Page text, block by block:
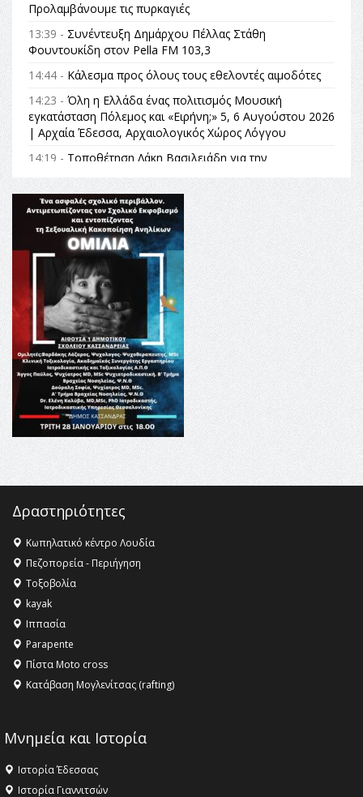
Προλαμβάνουμε τις πυρκαγιές
13:39 - Συνέντευξη Δημάρχου Πέλλας Στάθη
Φουντουκίδη στον Pella FM 103,3
14:44 - Κάλεσμα προς όλους τους εθελοντές αιμοδότες
14:23 - Όλη η Ελλάδα ένας πολιτισμός Μουσική
εγκατάσταση Πόλεμος και «Ειρήνη;» 5, 6 Αυγούστου 2026
| Αρχαία Έδεσσα, Αρχαιολογικός Χώρος Λόγγου
14:19 - Τοποθέτηση Λάκη Βασιλειάδη για την
Αναθεώρηση του Συντάγματος: «Σε τέτοιες κορυφαίες
θεσμικές διαδικασίες υπάρχει μόνο η ευθύνη απέναντι
στις επόμενες γενιές»
16:35 -Το πρόγραμμα του ΠΑΟΚ στον δεύτερο γύρο του
Champions League!
16:27 -Όλυμπος: Εντάχθηκε στον Κατάλογο Παγκόσμιας
Κληρονομιάς της UNESCO – Ομόφωνη η απόφαση Ο
Όλυμπος αναγνωρίστηκε ως φυσικό και πολιτιστικό
αγαθό εξέχουσας οικουμενικής αξίας για την
ανθρωπότητα
16:18 -ΕΝΟΡΙΑΚΕΣ ΚΑΛΟΚΑΙΡΙΝΕΣ ΔΡΑΣΕΙΣ ΓΙΑ ΠΑΙΔΙΑ
ΣΤΗΝ ΕΔΕΣΣΑ
Δραστηριότητες
Κωπηλατικό κέντρο Λουδία
Πεζοπορεία - Περιήγηση
Τοξοβολία
kayak
Ιππασία
Parapente
Πίστα Moto cross
Κατάβαση Μογλενίτσας (rafting)
Μνημεία και Ιστορία
Ιστορία Έδεσσας
Ιστορία Γιαννιτσών